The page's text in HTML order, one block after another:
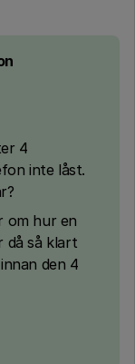
4
inte låst.
om hur en
då så klart
den 4